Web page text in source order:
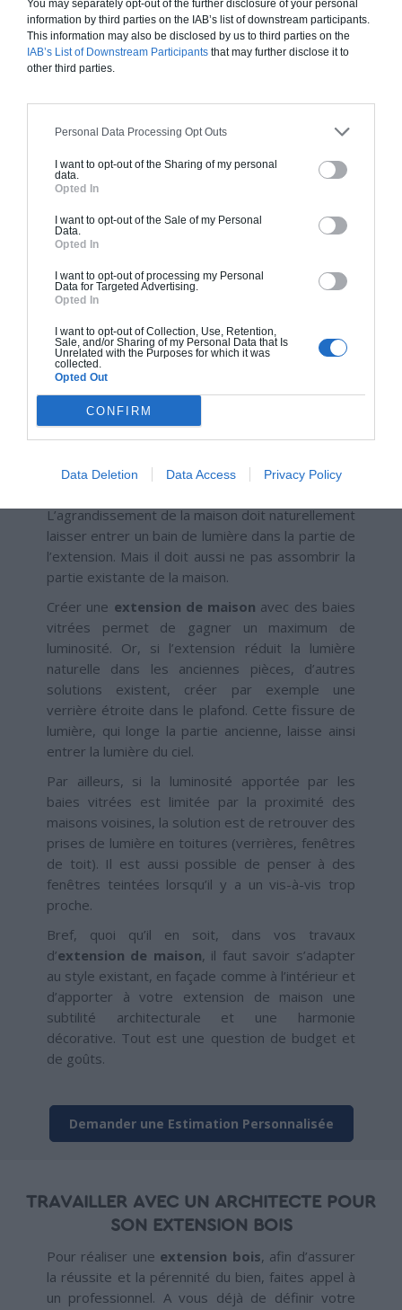
You may separately opt-out of the further disclosure of your personal
information by third parties on the IAB’s list of downstream participants.
This information may also be disclosed by us to third parties on the
IAB’s List of Downstream Participants that may further disclose it to
other third parties.
Personal Data Processing Opt Outs
I want to opt-out of the Sharing of my personal
data.
Opted In
I want to opt-out of the Sale of my Personal
Data.
Opted In
I want to opt-out of processing my Personal
Data for Targeted Advertising.
Opted In
I want to opt-out of Collection, Use, Retention,
Sale, and/or Sharing of my Personal Data that Is
Unrelated with the Purposes for which it was
collected.
Opted Out
CONFIRM
Data Deletion Data Access Privacy Policy
Demander une Estimation Personnalisée
FAIRE UNE EXTENSION BOIS POUR GAGNER
EN LUMINOSITÉ NATURELLE
La réalisation d’uneextension de maisondoit
permettre de gagner de l’espace, mais aussi de
la lumière et de séparer les différents coins à
vivre harmonieusement (salon, salle à manger,
cuisine). Lors des projets d’aménagement et
d’extension de maison, profitez-en pour faire
rentrer un maximum de lumière dans la maison.
L’agrandissement de la maison doit naturellement
laisser entrer un bain de lumière dans la partie de
l’extension. Mais il doit aussi ne pas assombrir la
partie existante de la maison.
Créer une extension de maison avec des baies
vitrées permet de gagner un maximum de
luminosité. Or, si l’extension réduit la lumière
naturelle dans les anciennes pièces, d’autres
solutions existent, créer par exemple une
verrière étroite dans le plafond. Cette fissure de
lumière, qui longe la partie ancienne, laisse ainsi
entrer la lumière du ciel.
Par ailleurs, si la luminosité apportée par les
baies vitrées est limitée par la proximité des
maisons voisines, la solution est de retrouver des
prises de lumière en toitures (verrières, fenêtres
de toit). Il est aussi possible de penser à des
fenêtres teintées lorsqu’il y a un vis-à-vis trop
proche.
Bref, quoi qu’il en soit, dans vos travaux
d’extension de maison, il faut savoir s’adapter
au style existant, en façade comme à l’intérieur et
d’apporter à votre extension de maison une
subtilité architecturale et une harmonie
décorative. Tout est une question de budget et
de goûts.
Demander une Estimation Personnalisée
TRAVAILLER AVEC UN ARCHITECTE POUR
SON EXTENSION BOIS
Pour réaliser une extension bois, afin d’assurer
la réussite et la pérennité du bien, faites appel à
un professionnel. A vous déjà de définir votre